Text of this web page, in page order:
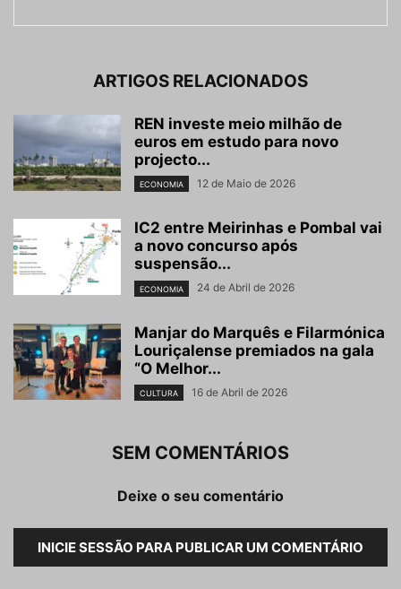
ARTIGOS RELACIONADOS
REN investe meio milhão de
euros em estudo para novo
projecto...
ECONOMIA 12 de Maio de 2026
IC2 entre Meirinhas e Pombal vai
a novo concurso após
suspensão...
ECONOMIA 24 de Abril de 2026
Manjar do Marquês e Filarmónica
Louriçalense premiados na gala
“O Melhor...
CULTURA 16 de Abril de 2026
SEM COMENTÁRIOS
Deixe o seu comentário
INICIE SESSÃO PARA PUBLICAR UM COMENTÁRIO